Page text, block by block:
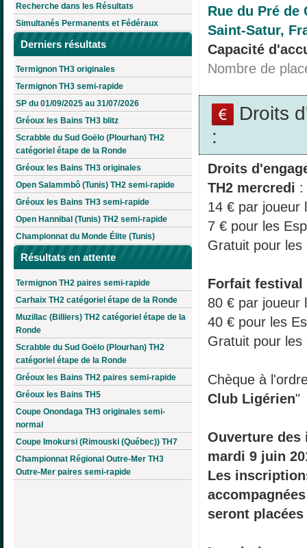
Recherche dans les Résultats
Simultanés Permanents et Fédéraux
Derniers résultats
Termignon TH3 originales
Termignon TH3 semi-rapide
SP du 01/09/2025 au 31/07/2026
Gréoux les Bains TH3 blitz
Scrabble du Sud Goëlo (Plourhan) TH2
catégoriel étape de la Ronde
Gréoux les Bains TH3 originales
Open Salammbô (Tunis) TH2 semi-rapide
Gréoux les Bains TH3 semi-rapide
Open Hannibal (Tunis) TH2 semi-rapide
Championnat du Monde Élite (Tunis)
Résultats en attente
Termignon TH2 paires semi-rapide
Carhaix TH2 catégoriel étape de la Ronde
Muzillac (Billiers) TH2 catégoriel étape de la
Ronde
Scrabble du Sud Goëlo (Plourhan) TH2
catégoriel étape de la Ronde
Gréoux les Bains TH2 paires semi-rapide
Gréoux les Bains TH5
Coupe Onondaga TH3 originales semi-
normal
Coupe Imokursi (Rimouski (Québec)) TH7
Championnat Régional Outre-Mer TH3
Outre-Mer paires semi-rapide
Rue du Pré de
Saint-Satur,
Capacité
Nombre de
Droits
:
Droits
TH2 mercredi :
14 € par joueur
7 € pour les
Gratuit pour les
Forfait festival
80 € par joueur
40 € pour les
Gratuit pour les
Chèque à
Club Ligérien"
Ouverture
mardi 9 juin
Les
seront